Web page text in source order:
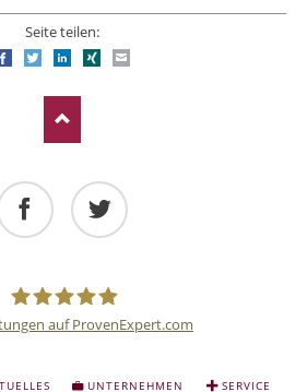
Seite teilen:
FacebookTwitterLinkedIn
Xing
auf ProvenExpert.com
UNTERNEHMEN SERVICE